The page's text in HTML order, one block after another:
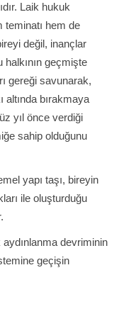
Laik hukuk
teminatı hem de
değil, inançlar
halkının geçmişte
gereği savunarak,
bırakmaya
yıl önce verdiği
sahip olduğunu
yapı taşı, bireyin
ile oluşturduğu
devriminin
geçişin